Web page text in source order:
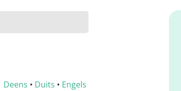
Deens • Duits • Engels